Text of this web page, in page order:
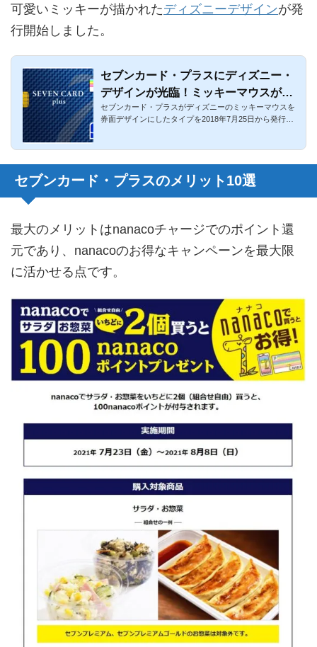
可愛いミッキーが描かれたディズニーデザインが発
行開始しました。
セブンカード・プラスにディズニー・
デザインが光臨！ミッキーマウスが可
愛い！ゴールドカードはなし
セブンカード・プラスがディズニーのミッキーマウスを
券面デザインにしたタイプを2018年7月25日から発行開
セブンカード・プラスのメリット10選
最大のメリットはnanacoチャージでのポイント還
元であり、nanacoのお得なキャンペーンを最大限
に活かせる点です。